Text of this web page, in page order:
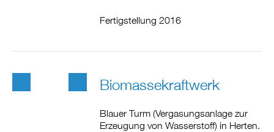
Fertigstellung 2016
Biomassekraftwerk
Blauer Turm (Vergasungsanlage zur
Erzeugung von Wasserstoff) in Herten.